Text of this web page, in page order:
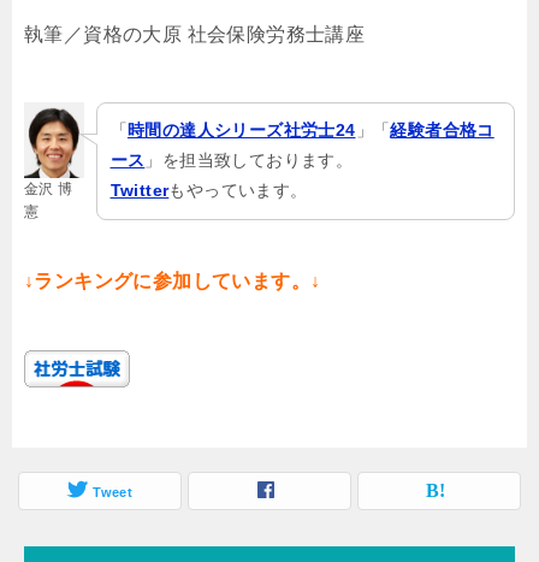
執筆／資格の大原 社会保険労務士講座
金沢 博
憲
「 時間の達人シリーズ社労士24 」「経験者合格コ
ース 」を担当致しております。
Twitterもやっています。
↓ランキングに参加しています。↓
Tweet